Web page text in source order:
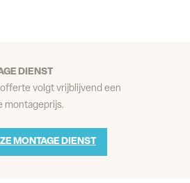
DIENST
volgt vrijblijvend een
montageprijs.
MONTAGE DIENST